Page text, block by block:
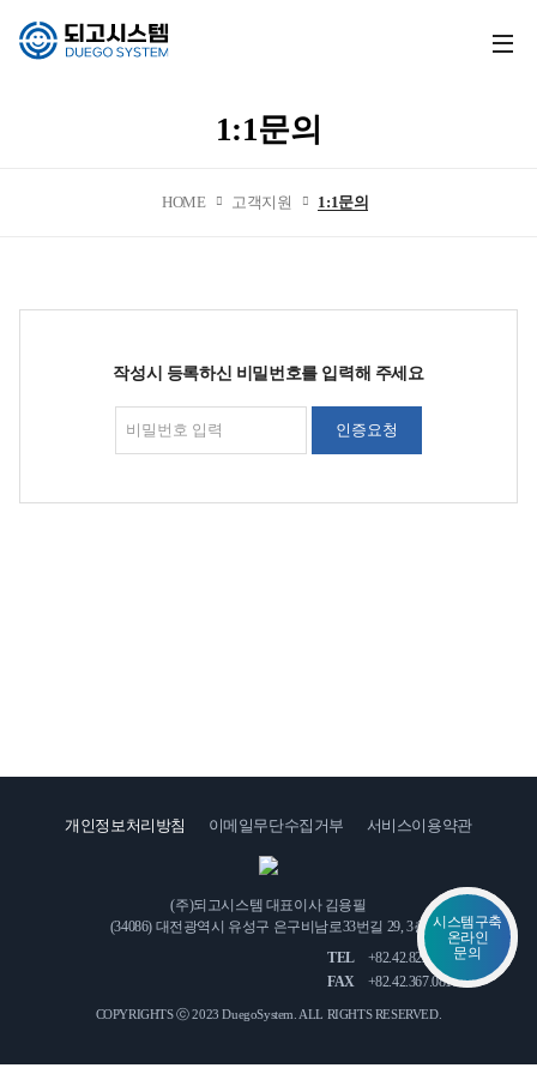
전
채
용
1:1문의
HOME 고객지원 1:1문의
작성시 등록하신 비밀번호를 입력해 주세요
인증요청
개인정보처리방침 이메일무단수집거부 서비스이용약관
오
는
길
(주)되고시스템 대표이사 김용필
(34086) 대전광역시 유성구 은구비남로33번길 29, 3층
TEL
+82.42.822.3771
FAX
+82.42.367.0815
COPYRIGHTS ⓒ 2023 DuegoSystem. ALL RIGHTS RESERVED.
시스템구축
온라인
문의